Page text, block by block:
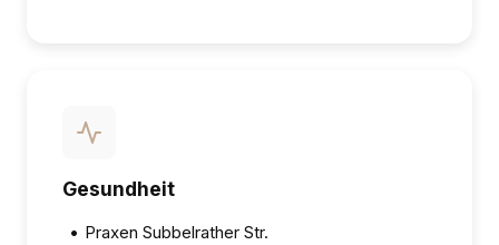
Gesundheit
• Praxen Subbelrather Str.